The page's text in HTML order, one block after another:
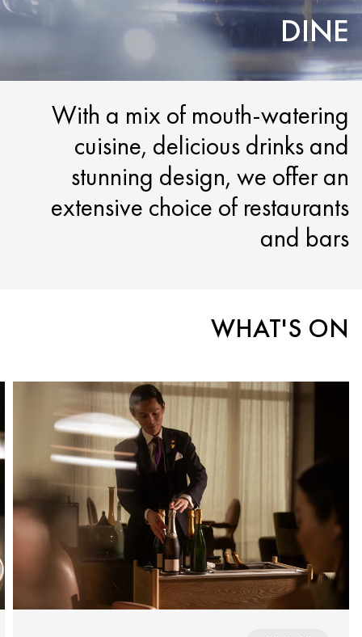
DINE
With a mix of mouth-watering
cuisine, delicious drinks and
stunning design, we offer an
extensive choice of restaurants
and bars
WHAT'S ON